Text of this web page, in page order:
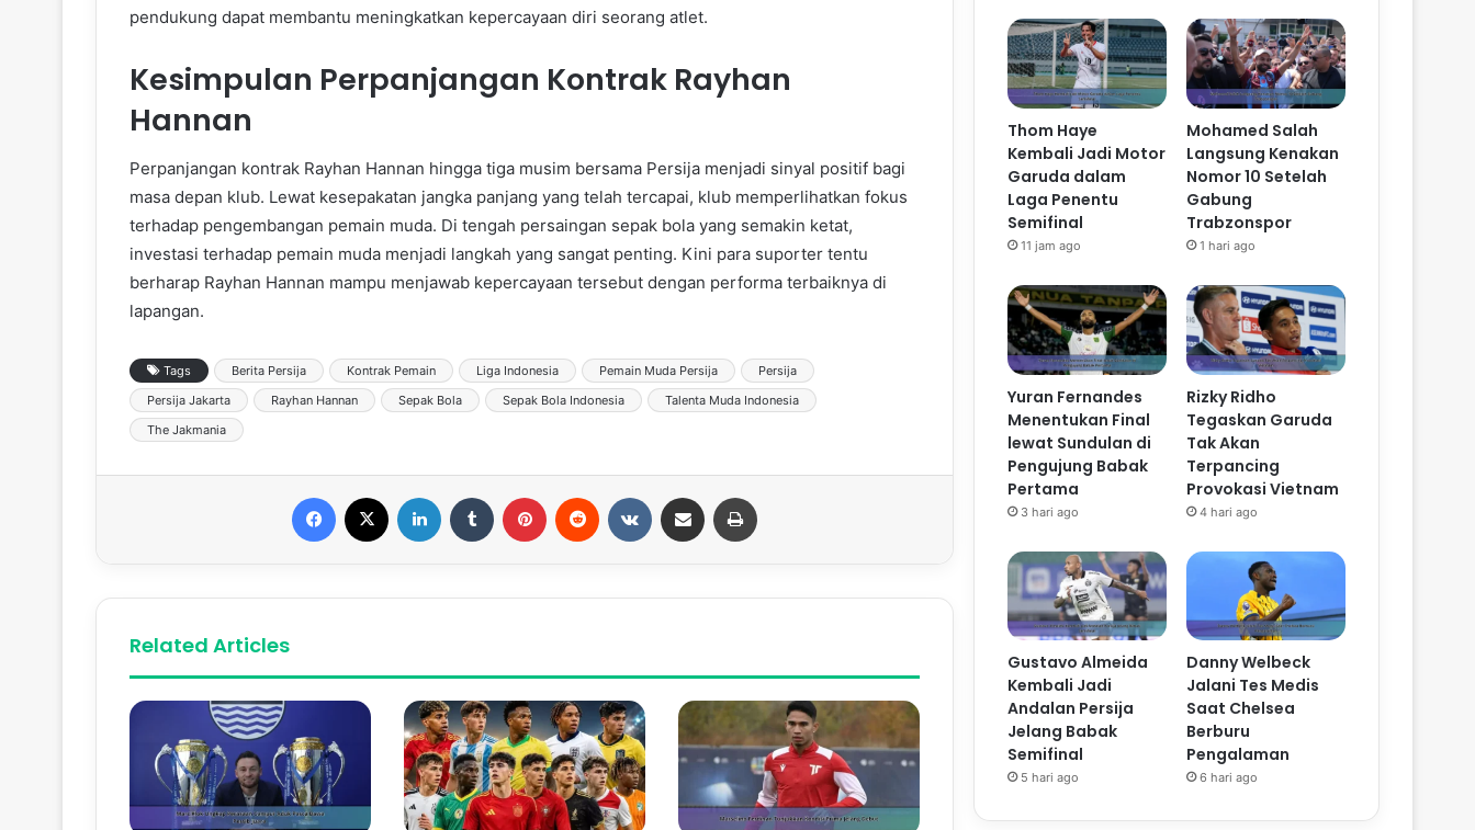
pendukung dapat membantu meningkatkan kepercayaan diri seorang atlet.
Kesimpulan Perpanjangan Kontrak Rayhan
Hannan
Perpanjangan kontrak Rayhan Hannan hingga tiga musim bersama Persija menjadi sinyal positif bagi
masa depan klub. Lewat kesepakatan jangka panjang yang telah tercapai, klub memperlihatkan fokus
terhadap pengembangan pemain muda. Di tengah persaingan sepak bola yang semakin ketat,
investasi terhadap pemain muda menjadi langkah yang sangat penting. Kini para suporter tentu
berharap Rayhan Hannan mampu menjawab kepercayaan tersebut dengan performa terbaiknya di
lapangan.
Tags Berita Persija Kontrak Pemain Liga Indonesia Pemain Muda Persija
Persija
Persija Jakarta
Rayhan Hannan Sepak Bola Sepak Bola Indonesia
Talenta Muda Indonesia
The Jakmania
Related Articles
Thom Haye
Kembali Jadi Motor
Garuda dalam
Laga Penentu
Semifinal
11 jam ago
Mohamed Salah
Langsung Kenakan
Nomor 10 Setelah
Gabung
Trabzonspor
1 hari ago
Yuran Fernandes
Menentukan Final
lewat Sundulan di
Pengujung Babak
Pertama
3 hari ago
Rizky Ridho
Tegaskan Garuda
Tak Akan
Terpancing
Provokasi Vietnam
4 hari ago
Gustavo Almeida
Kembali Jadi
Andalan Persija
Jelang Babak
Semifinal
5 hari ago
Danny Welbeck
Jalani Tes Medis
Saat Chelsea
Berburu
Pengalaman
6 hari ago